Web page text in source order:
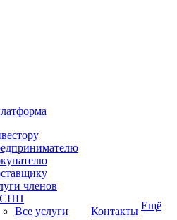
членов
Все услуги
Контакты Ещё